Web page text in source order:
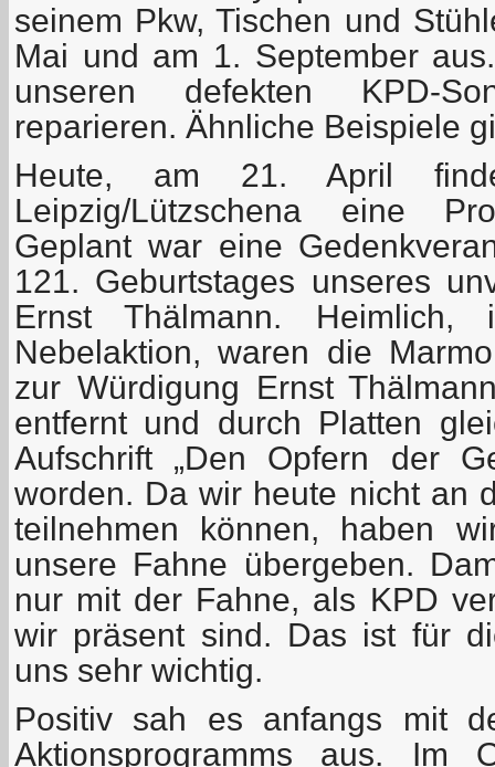
seinem Pkw, Tischen und
Mai und am 1. September
unseren defekten KPD-
reparieren. Ähnliche Beispiele
Heute, am 21. April
Leipzig/Lützschena eine
Geplant war eine
121. Geburtstages unseres
Ernst Thälmann.
Nebelaktion, waren die
zur Würdigung Ernst
entfernt und durch Platten
Aufschrift „Den Opfern der
worden. Da wir heute nicht an
teilnehmen können, haben
unsere Fahne übergeben.
nur mit der Fahne, als KPD
wir präsent sind. Das ist für
uns sehr wichtig.
Positiv sah es anfangs mit
Aktionsprogramms aus. Im